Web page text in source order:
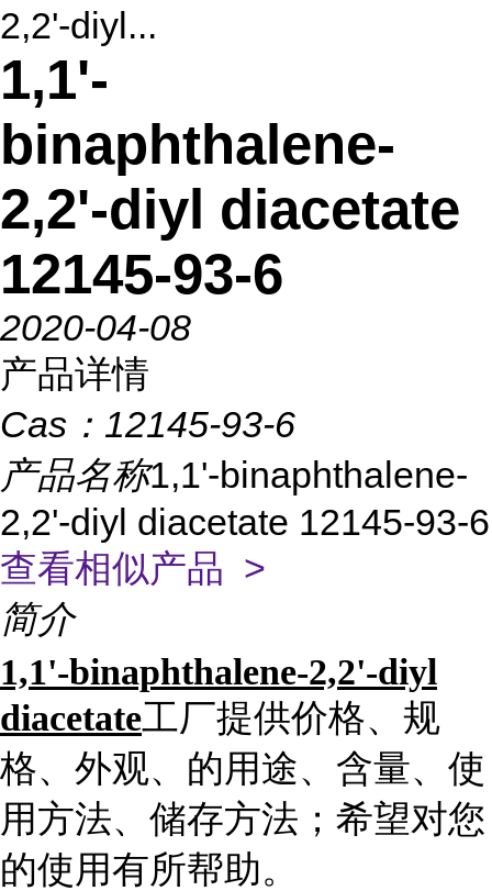
2,2'-diyl...
1,1'-
binaphthalene-
2,2'-diyl diacetate
12145-93-6
2020-04-08
产品详情
Cas： 12145-93-6
产品名称1,1'-binaphthalene-
2,2'-diyl diacetate 12145-93-6
查看相似产品 >
简介
1,1'-binaphthalene-2,2'-diyl
diacetate工厂提供价格、规
格、外观、的用途、含量、使
用方法、储存方法；希望对您
的使用有所帮助。